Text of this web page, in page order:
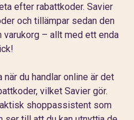
efter rabattkoder. Savier
och tillämpar sedan den
– allt med ett enda
du handlar online är det
vilket Savier gör.
shoppassistent som